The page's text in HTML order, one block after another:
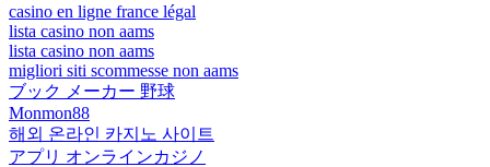
casino en ligne france légal
lista casino non aams
lista casino non aams
migliori siti scommesse non aams
ブック メーカー 野球
Monmon88
해외 온라인 카지노 사이트
アプリ オンラインカジノ